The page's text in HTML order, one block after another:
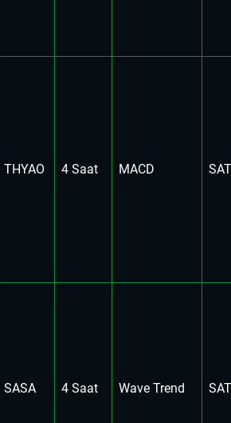
THYAO 4 Saat MACD SAT
SASA 4 Saat Wave Trend SAT